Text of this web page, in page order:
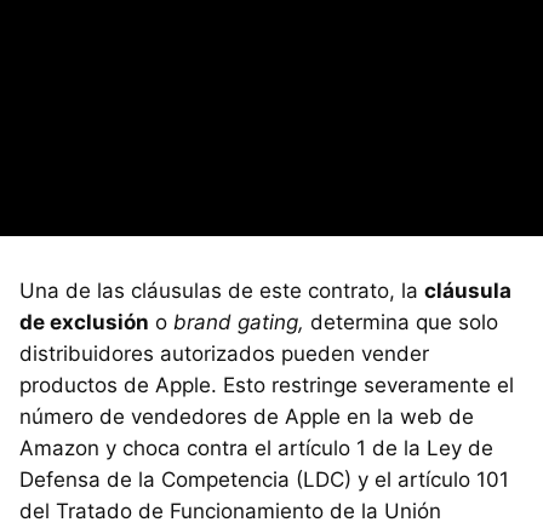
Una de las cláusulas de este contrato, la cláusula
de exclusión o brand gating, determina que solo
distribuidores autorizados pueden vender
productos de Apple. Esto restringe severamente el
número de vendedores de Apple en la web de
Amazon y choca contra el artículo 1 de la Ley de
Defensa de la Competencia (LDC) y el artículo 101
del Tratado de Funcionamiento de la Unión